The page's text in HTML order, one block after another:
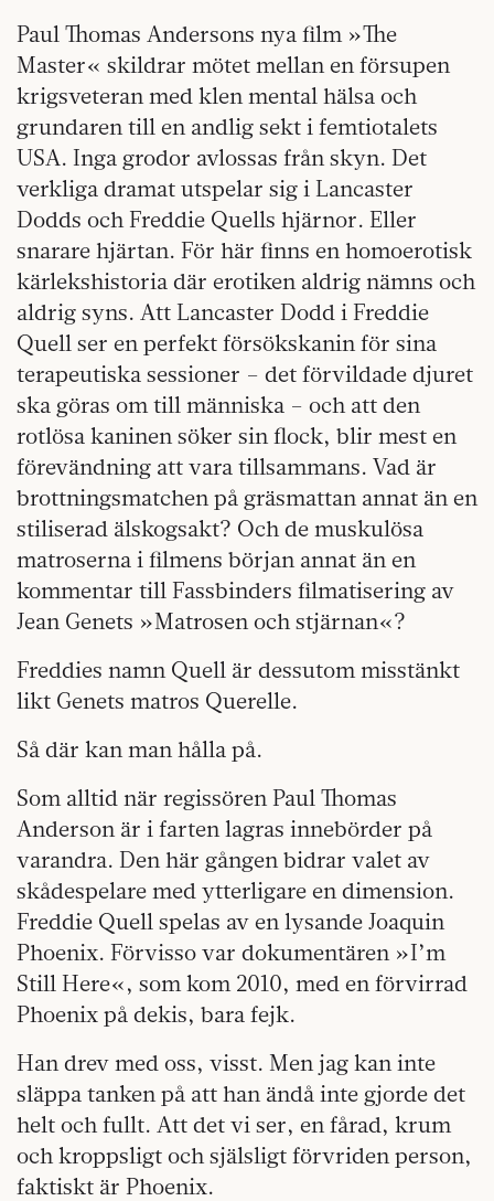
Paul Thomas Andersons nya film »The
Master« skildrar mötet mellan en försupen
krigsveteran med klen mental hälsa och
grundaren till en andlig sekt i femtiotalets
USA. Inga grodor avlossas från skyn. Det
verkliga dramat utspelar sig i Lancaster
Dodds och Freddie Quells hjärnor. Eller
snarare hjärtan. För här finns en homoerotisk
kärlekshistoria där erotiken aldrig nämns och
aldrig syns. Att Lancaster Dodd i Freddie
Quell ser en perfekt försökskanin för sina
terapeutiska sessioner – det förvildade djuret
ska göras om till människa – och att den
rotlösa kaninen söker sin flock, blir mest en
förevändning att vara tillsammans. Vad är
brottningsmatchen på gräsmattan annat än en
stiliserad älskogsakt? Och de muskulösa
matroserna i filmens början annat än en
kommentar till Fassbinders filmatisering av
Jean Genets »Matrosen och stjärnan«?
Freddies namn Quell är dessutom misstänkt
likt Genets matros Querelle.
Så där kan man hålla på.
Som alltid när regissören Paul Thomas
Anderson är i farten lagras innebörder på
varandra. Den här gången bidrar valet av
skådespelare med ytterligare en dimension.
Freddie Quell spelas av en lysande Joaquin
Phoenix. Förvisso var dokumentären »I’m
Still Here«, som kom 2010, med en förvirrad
Phoenix på dekis, bara fejk.
Han drev med oss, visst. Men jag kan inte
släppa tanken på att han ändå inte gjorde det
helt och fullt. Att det vi ser, en fårad, krum
och kroppsligt och själsligt förvriden person,
faktiskt är Phoenix.